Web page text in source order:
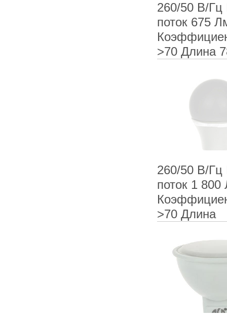
260/50 В/Гц
поток 675
>70 Длина
260/50 В/Гц
поток 1
>70 Длина